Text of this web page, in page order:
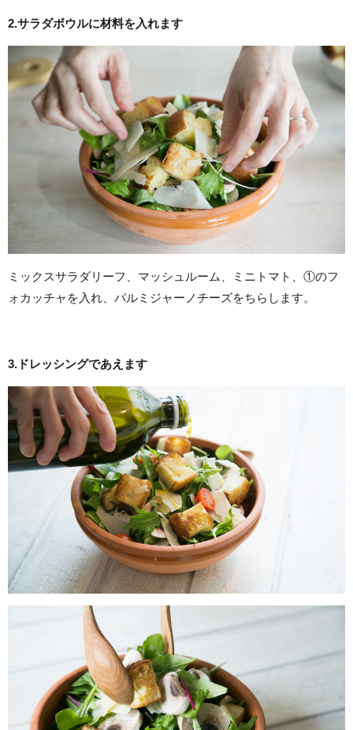
2.サラダボウルに材料を入れます
ミックスサラダリーフ、マッシュルーム、ミニトマト、①のフ
ォカッチャを入れ、パルミジャーノチーズをちらします。
3.ドレッシングであえます